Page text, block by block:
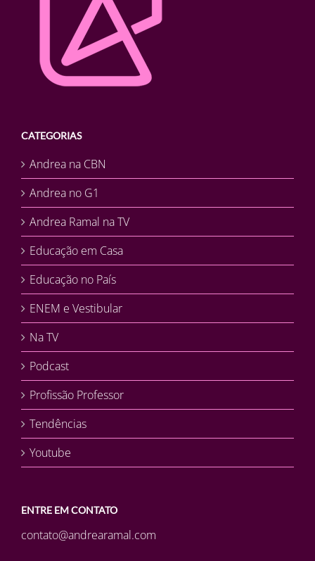
CATEGORIAS
Andrea na CBN
Andrea no G1
Andrea Ramal na TV
Educação em Casa
Educação no País
ENEM e Vestibular
Na TV
Podcast
Profissão Professor
Tendências
Youtube
ENTRE EM CONTATO
contato@andrearamal.com